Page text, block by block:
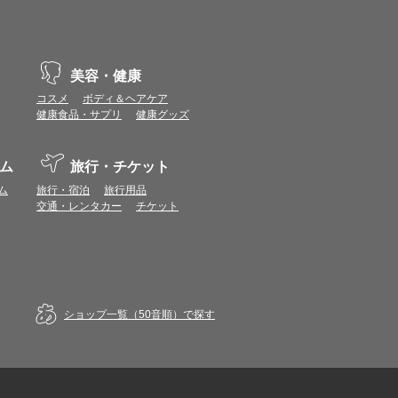
合や機能がご利用いただけない場合があり
や表示が正しく行われない可能性がありま
が使用できる環境でご利用ください。
トまたは表示ポイント数をプレミアムポイ
。
があります。ポイント付与時期はショップご
ましては表示ポイント数と付与ポイント数
トは付きません。
ならない場合があります。
美容・健康
コスメ
ボディ＆ヘアケア
健康食品・サプリ
健康グッズ
旅行・チケット
旅行・宿泊
旅行用品
交通・レンタカー
チケット
ショップ一覧（50音順）で探す